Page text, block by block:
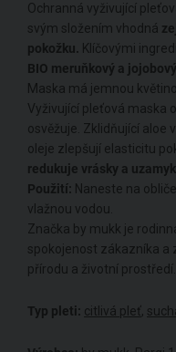
Ochranná vyživující
svým složením vhodná
pokožku. Klíčovými
BIO meruňkový a
Maska má jemnou
Vyživující pleťová maska
osvěžuje. Zklidňující aloe
oleje zlepšují elasticitu
redukuje vrásky a
Použití: Naneste na
vlažnou vodou.
Značka by mukk je
spokojenost zákazníka a
přírodu a životní prostředí.
Typ pleti: citlivá pleť,